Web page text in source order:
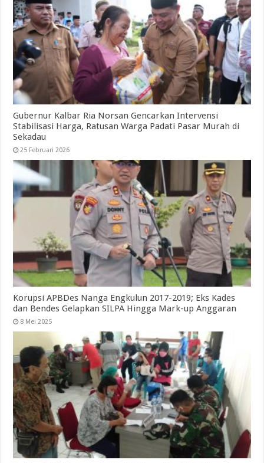
Gubernur Kalbar Ria Norsan Gencarkan Intervensi
Stabilisasi Harga, Ratusan Warga Padati Pasar Murah di
Sekadau
25 Februari 2026
Korupsi APBDes Nanga Engkulun 2017-2019; Eks Kades
dan Bendes Gelapkan SILPA Hingga Mark-up Anggaran
8 Mei 2025